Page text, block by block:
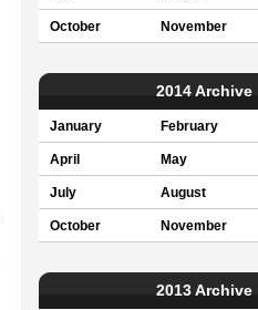
October November
2014 Archive
January February
April May
July August
October November
2013 Archive